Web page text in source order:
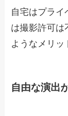
自宅はプライ
は撮影許可は
ようなメリッ
自由な演出